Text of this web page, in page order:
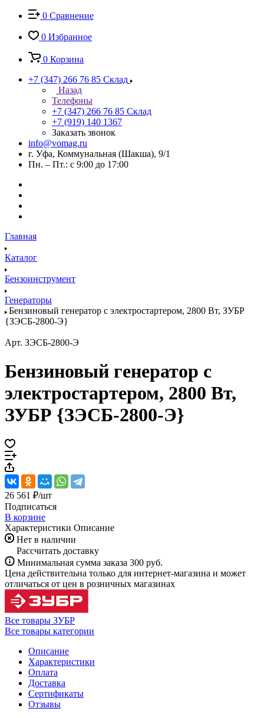
0 Сравнение
0 Избранное
0 Корзина
+7 (347) 266 76 85 Склад
Назад
Телефоны
+7 (347) 266 76 85 Склад
+7 (919) 140 1367
Заказать звонок
info@vomag.ru
г. Уфа, Коммунальная (Шакша), 9/1
Пн. – Пт.: с 9:00 до 17:00
Главная
Каталог
Бензоинструмент
Генераторы
Бензиновый генератор с электростартером, 2800 Вт, ЗУБР
{ЗЭСБ-2800-Э}
Арт. ЗЭСБ-2800-Э
Бензиновый генератор с
электростартером, 2800 Вт,
ЗУБР {ЗЭСБ-2800-Э}
26 561 ₽/шт
Подписаться
В корзине
Характеристики Описание
Нет в наличии
Рассчитать доставку
Минимальная сумма заказа 300 руб.
Цена действительна только для интернет-магазина и может
отличаться от цен в розничных магазинах
Все товары ЗУБР
Все товары категории
Описание
Характеристики
Оплата
Доставка
Сертификаты
Отзывы